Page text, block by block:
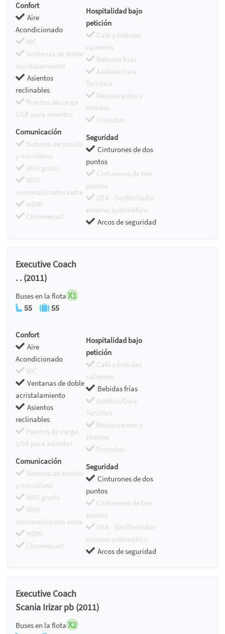
Confort
Aire
Acondicionado
WC
Ventanas de doble
acristalamiento
Asientos
reclinables
Puertos de carga
USB para asientos
Hospitalidad bajo
petición
Café y bebidas
calientes
Bebidas frías
Azafata/Guía
Turística
Restaurantes y
Hoteles
Entradas
Comunicación
Sistema de sonido
y micrófono
WiFi gratis
WIFI
opcional/costes extra
HDMI
Chromecast
Seguridad
Cinturones de dos
puntos
Cinturones de tres
puntos
DEA - Desfibrilador
externo automático
Arcos de seguridad
Executive Coach
. . (2011)
Buses en la flota X1
55 55
Confort
Aire
Acondicionado
WC
Ventanas de doble
acristalamiento
Asientos
reclinables
Puertos de carga
USB para asientos
Hospitalidad bajo
petición
Café y bebidas
calientes
Bebidas frías
Azafata/Guía
Turística
Restaurantes y
Hoteles
Entradas
Comunicación
Sistema de sonido
y micrófono
WiFi gratis
WIFI
opcional/costes extra
HDMI
Chromecast
Seguridad
Cinturones de dos
puntos
Cinturones de tres
puntos
DEA - Desfibrilador
externo automático
Arcos de seguridad
Executive Coach
Scania Irizar pb (2011)
Buses en la flota X2